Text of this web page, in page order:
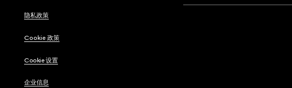
隐私政策
Cookie 政策
Cookie 设置
企业信息